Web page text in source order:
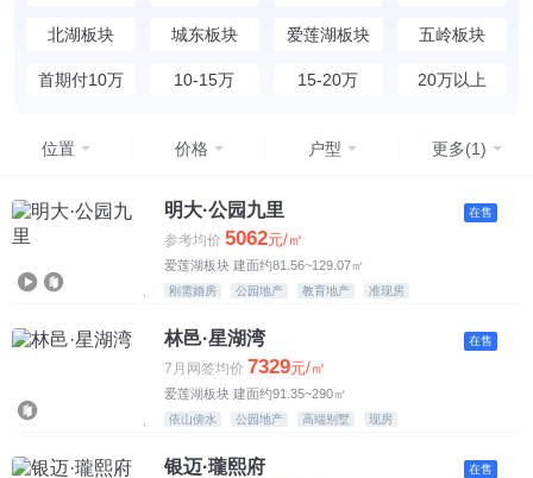
北湖板块 城东板块 爱莲湖板块 五岭板块
首期付10万 10-15万 15-20万 20万以上
位置 价格 户型 更多(1)
均价 不限
4500元以下
4500-5500元
6500-7500元
7500-8500元
明大·公园九里
参考均价 5062元/㎡
爱莲湖板块 建面约81.56~129.07㎡
刚需婚房 公园地产 教育地产 准现房
在售
林邑·星湖湾
7月网签均价 7329元/㎡
爱莲湖板块 建面约91.35~290㎡
依山傍水 公园地产 高端别墅 现房
在售
银迈·瓏熙府 在售